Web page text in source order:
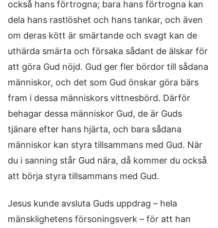
också hans förtrogna; bara hans förtrogna kan
dela hans rastlöshet och hans tankar, och även
om deras kött är smärtande och svagt kan de
uthärda smärta och försaka sådant de älskar för
att göra Gud nöjd. Gud ger fler bördor till sådana
människor, och det som Gud önskar göra bärs
fram i dessa människors vittnesbörd. Därför
behagar dessa människor Gud, de är Guds
tjänare efter hans hjärta, och bara sådana
människor kan styra tillsammans med Gud. När
du i sanning står Gud nära, då kommer du också
att börja styra tillsammans med Gud.
Jesus kunde avsluta Guds uppdrag – hela
mänsklighetens försoningsverk – för att han